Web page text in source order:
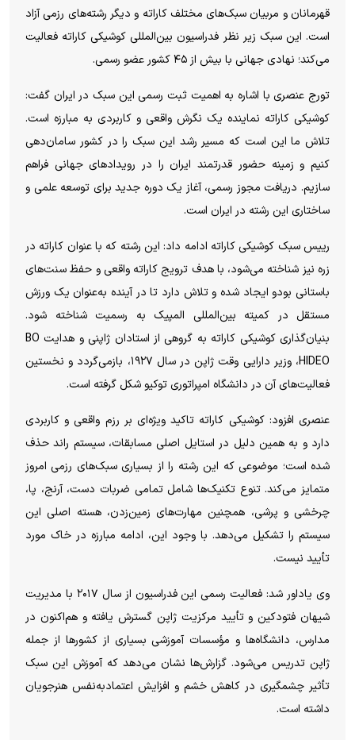
قهرمانان و مربیان سبک‌های مختلف کاراته و دیگر رشته‌های رزمی آزاد
است. این سبک زیر نظر فدراسیون بین‌المللی کوشیکی کاراته فعالیت
می‌کند؛ نهادی جهانی با بیش از ۴۵ کشور عضو رسمی.
تورج عنصری با اشاره به اهمیت ثبت رسمی این سبک در ایران گفت:
کوشیکی کاراته نماینده یک نگرش واقعی و کاربردی به مبارزه است.
تلاش ما این است که مسیر رشد این سبک را در کشور سامان‌دهی
کنیم و زمینه حضور قدرتمند ایران را در رویدادهای جهانی فراهم
سازیم. دریافت مجوز رسمی، آغاز یک دوره جدید برای توسعه علمی و
ساختاری این رشته در ایران است.
رییس سبک کوشیکی کاراته ادامه داد: این رشته که با عنوان کاراته در
زره نیز شناخته می‌شود، با هدف ترویج کاراته واقعی و حفظ سنت‌های
باستانی بودو ایجاد شده و تلاش دارد تا در آینده به‌عنوان یک ورزش
مستقل در کمیته بین‌المللی المپیک به رسمیت شناخته شود.
بنیان‌گذاری کوشیکی کاراته به گروهی از استادان ژاپنی و هدایت BO
HIDEO، وزیر دارایی وقت ژاپن در سال ۱۹۲۷، بازمی‌گردد و نخستین
فعالیت‌های آن در دانشگاه امپراتوری توکیو شکل گرفته است.
عنصری افزود: کوشیکی کاراته تاکید ویژه‌ای بر رزم واقعی و کاربردی
دارد و به همین دلیل در استایل اصلی مسابقات، سیستم راند حذف
شده است؛ موضوعی که این رشته را از بسیاری سبک‌های رزمی امروز
متمایز می‌کند. تنوع تکنیک‌ها شامل تمامی ضربات دست، آرنج، پا،
چرخشی و پرشی، همچنین مهارت‌های زمین‌زدن، هسته اصلی این
سیستم را تشکیل می‌دهد. با وجود این، ادامه مبارزه در خاک مورد
تأیید نیست.
وی یاداور شد: فعالیت رسمی این فدراسیون از سال ۲۰۱۷ با مدیریت
شیهان فتودکین و تأیید مرکزیت ژاپن گسترش یافته و هم‌اکنون در
مدارس، دانشگاه‌ها و مؤسسات آموزشی بسیاری از کشورها از جمله
ژاپن تدریس می‌شود. گزارش‌ها نشان می‌دهد که آموزش این سبک
تأثیر چشمگیری در کاهش خشم و افزایش اعتمادبه‌نفس هنرجویان
داشته است.